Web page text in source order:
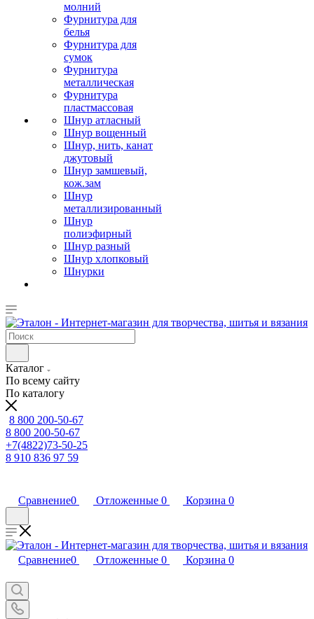
молний
Фурнитура для
белья
Фурнитура для
сумок
Фурнитура
металлическая
Фурнитура
пластмассовая
Шнур атласный
Шнур вощенный
Шнур, нить, канат
джутовый
Шнур замшевый,
кож.зам
Шнур
металлизированный
Шнур
полиэфирный
Шнур разный
Шнур хлопковый
Шнурки
Каталог
По всему сайту
По каталогу
8 800 200-50-67
8 800 200-50-67
+7(4822)73-50-25
8 910 836 97 59
Сравнение0 Отложенные 0 Корзина 0
Сравнение0 Отложенные 0 Корзина 0